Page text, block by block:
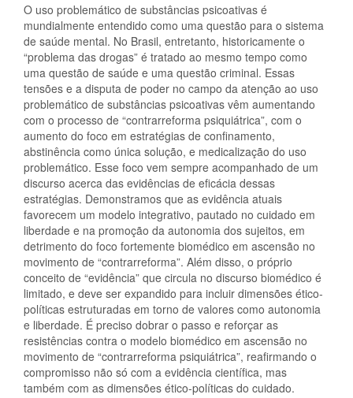
O uso problemático de substâncias psicoativas é
mundialmente entendido como uma questão para o sistema
de saúde mental. No Brasil, entretanto, historicamente o
“problema das drogas” é tratado ao mesmo tempo como
uma questão de saúde e uma questão criminal. Essas
tensões e a disputa de poder no campo da atenção ao uso
problemático de substâncias psicoativas vêm aumentando
com o processo de “contrarreforma psiquiátrica”, com o
aumento do foco em estratégias de confinamento,
abstinência como única solução, e medicalização do uso
problemático. Esse foco vem sempre acompanhado de um
discurso acerca das evidências de eficácia dessas
estratégias. Demonstramos que as evidência atuais
favorecem um modelo integrativo, pautado no cuidado em
liberdade e na promoção da autonomia dos sujeitos, em
detrimento do foco fortemente biomédico em ascensão no
movimento de “contrarreforma”. Além disso, o próprio
conceito de “evidência” que circula no discurso biomédico é
limitado, e deve ser expandido para incluir dimensões ético-
políticas estruturadas em torno de valores como autonomia
e liberdade. É preciso dobrar o passo e reforçar as
resistências contra o modelo biomédico em ascensão no
movimento de “contrarreforma psiquiátrica”, reafirmando o
compromisso não só com a evidência científica, mas
também com as dimensões ético-políticas do cuidado.